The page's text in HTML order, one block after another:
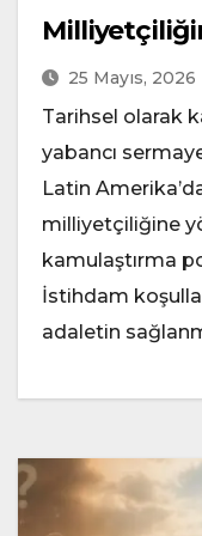
25 Mayıs, 2026
Tarihsel olarak
yabancı
Latin
milliyetçiliğine
kamulaştırma
İstihdam
adaletin